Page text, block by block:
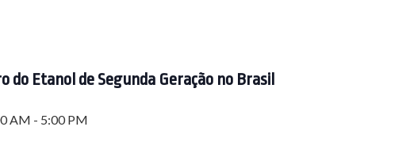
do Etanol de Segunda Geração no Brasil
AM - 5:00 PM